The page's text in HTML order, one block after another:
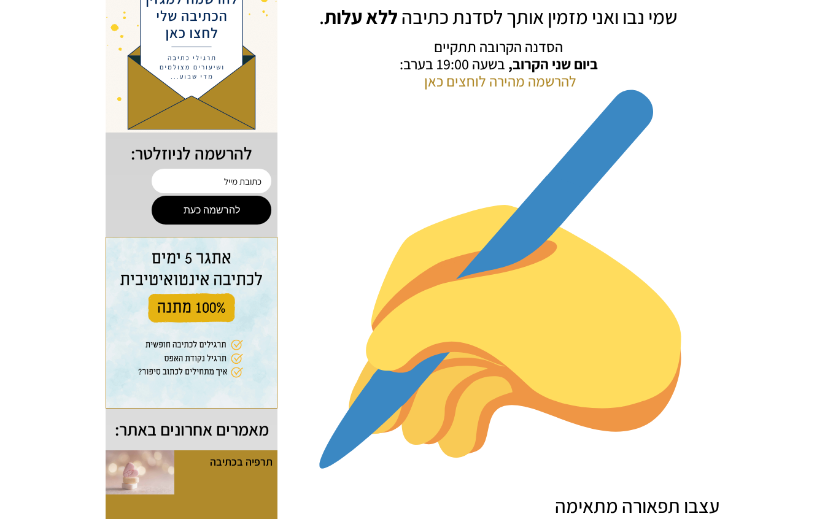
שמי נבו ואני מזמין אותך לסדנת כתיבהללא עלות.
הסדנה הקרובה תתקיים
ביום שני הקרוב, בשעה 19:00 בערב:
להרשמה מהירה לוחצים כאן
עצבו תפאורה מתאימה
להרשמה לניוזלטר:
להרשמה כעת
מאמרים אחרונים באתר:
תרפיה בכתיבה